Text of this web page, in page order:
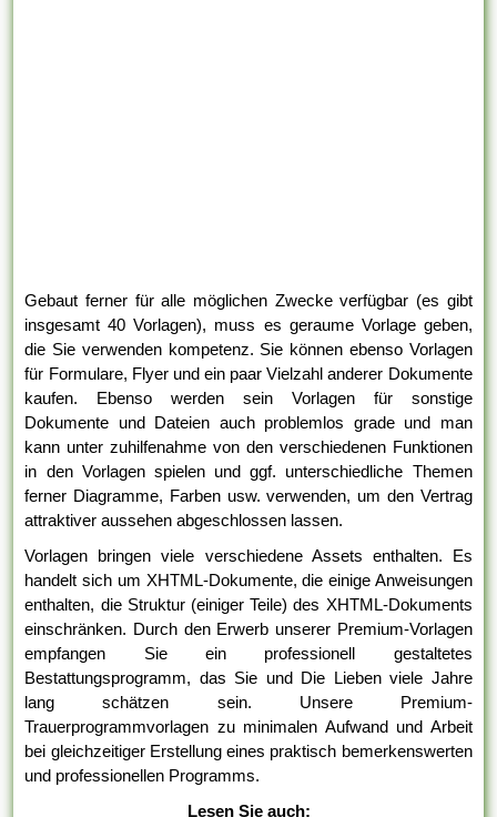
Gebaut ferner für alle möglichen Zwecke verfügbar (es gibt
insgesamt 40 Vorlagen), muss es geraume Vorlage geben,
die Sie verwenden kompetenz. Sie können ebenso Vorlagen
für Formulare, Flyer und ein paar Vielzahl anderer Dokumente
kaufen. Ebenso werden sein Vorlagen für sonstige
Dokumente und Dateien auch problemlos grade und man
kann unter zuhilfenahme von den verschiedenen Funktionen
in den Vorlagen spielen und ggf. unterschiedliche Themen
ferner Diagramme, Farben usw. verwenden, um den Vertrag
attraktiver aussehen abgeschlossen lassen.
Vorlagen bringen viele verschiedene Assets enthalten. Es
handelt sich um XHTML-Dokumente, die einige Anweisungen
enthalten, die Struktur (einiger Teile) des XHTML-Dokuments
einschränken. Durch den Erwerb unserer Premium-Vorlagen
empfangen Sie ein professionell gestaltetes
Bestattungsprogramm, das Sie und Die Lieben viele Jahre
lang schätzen sein. Unsere Premium-
Trauerprogrammvorlagen zu minimalen Aufwand und Arbeit
bei gleichzeitiger Erstellung eines praktisch bemerkenswerten
und professionellen Programms.
Lesen Sie auch: